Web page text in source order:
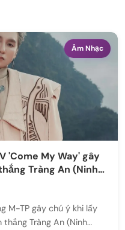
Âm Nhạc
'Come My Way' gây
Tràng An (Ninh
M-TP gây chú ý khi lấy
Tràng An (Ninh